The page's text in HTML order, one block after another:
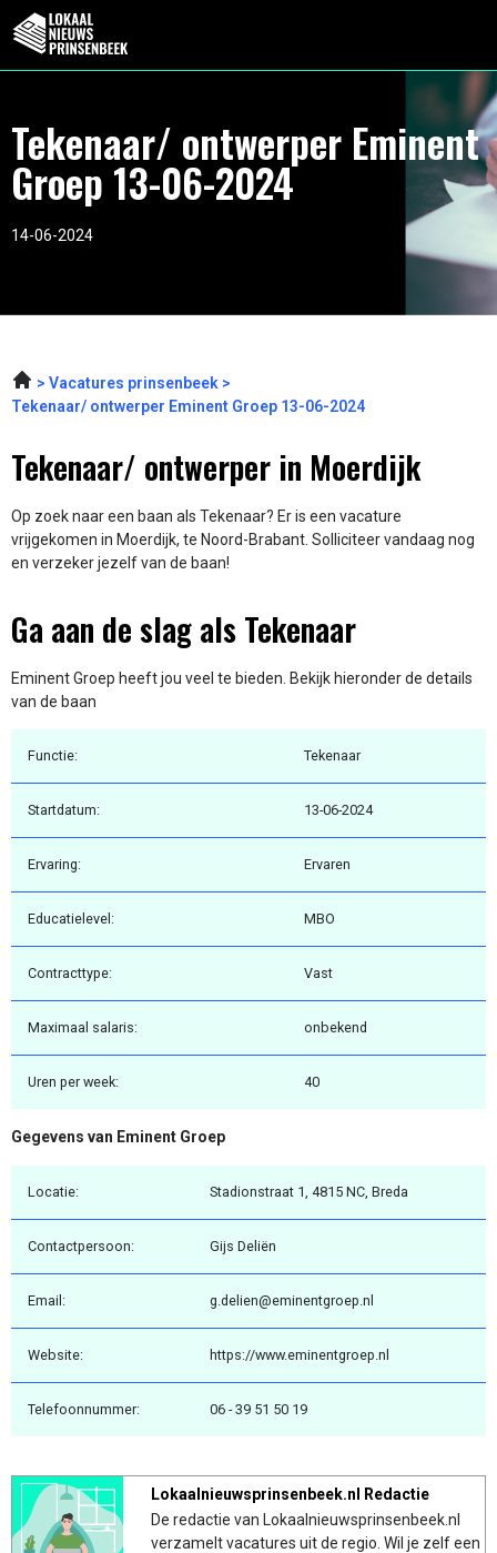
Tekenaar/ ontwerper Eminent
Groep 13-06-2024
14-06-2024
Vacatures prinsenbeek
Tekenaar/ ontwerper Eminent Groep 13-06-2024
Tekenaar/ ontwerper in Moerdijk
Op zoek naar een baan als Tekenaar? Er is een vacature
vrijgekomen in Moerdijk, te Noord-Brabant. Solliciteer vandaag nog
en verzeker jezelf van de baan!
Ga aan de slag als Tekenaar
Eminent Groep heeft jou veel te bieden. Bekijk hieronder de details
van de baan
Functie: Tekenaar
Startdatum: 13-06-2024
Ervaring: Ervaren
Educatielevel: MBO
Contracttype: Vast
Maximaal salaris: onbekend
Uren per week: 40
Gegevens van Eminent Groep
Locatie: Stadionstraat 1, 4815 NC, Breda
Contactpersoon: Gijs Deliën
Email: g.delien@eminentgroep.nl
Website: https://www.eminentgroep.nl
Telefoonnummer: 06 - 39 51 50 19
Lokaalnieuwsprinsenbeek.nl Redactie
De redactie van Lokaalnieuwsprinsenbeek.nl
verzamelt vacatures uit de regio. Wil je zelf een